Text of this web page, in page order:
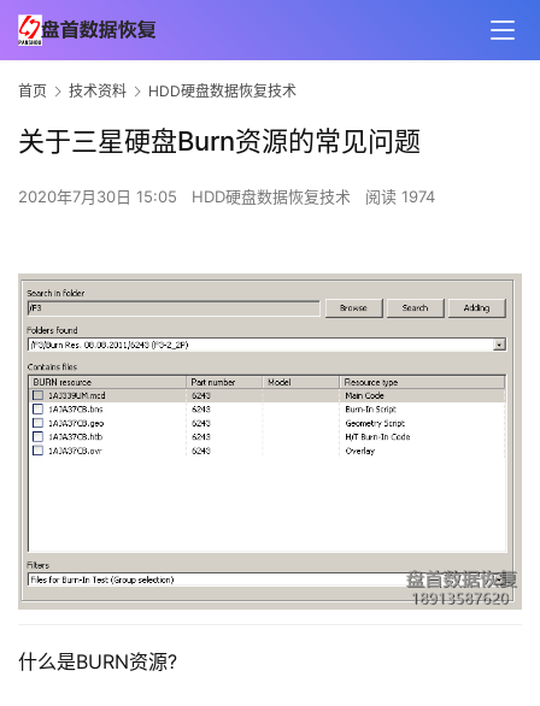
首页 技术资料 HDD硬盘数据恢复技术
关于三星硬盘Burn资源的常见问题
2020年7月30日 15:05 HDD硬盘数据恢复技术 阅读 1974
什么是BURN资源?